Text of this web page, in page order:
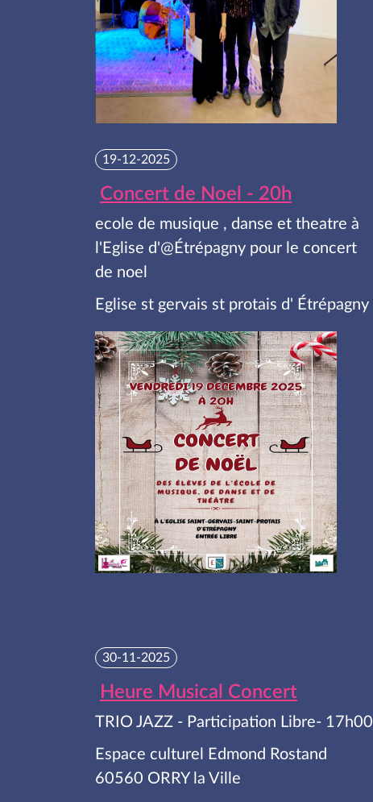
19-12-2025
Concert de Noel - 20h
ecole de musique , danse et theatre à
l'Eglise d'@Étrépagny pour le concert
de noel
Eglise st gervais st protais d' Étrépagny
30-11-2025
Heure Musical Concert
TRIO JAZZ - Participation Libre- 17h00
Espace culturel Edmond Rostand
60560 ORRY la Ville